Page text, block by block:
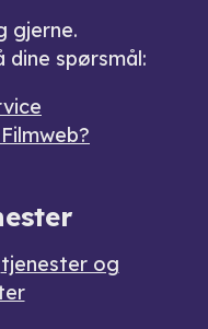
gjerne.
dine spørsmål:
tjenester og